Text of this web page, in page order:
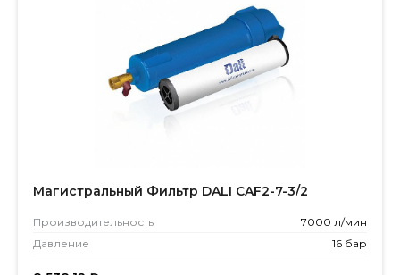
Магистральный Фильтр DALI CAF2-7-3/2
Производитель­ность
7000 л/мин
Давление
16 бар